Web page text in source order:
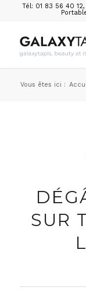
Tél: 01 83 56 40 12,
Vous êtes ici :
SUR